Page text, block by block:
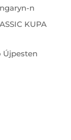
n
KUPA
Újpesten